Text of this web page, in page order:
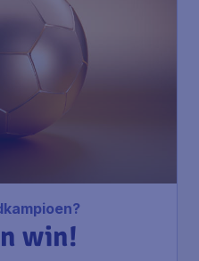
win!